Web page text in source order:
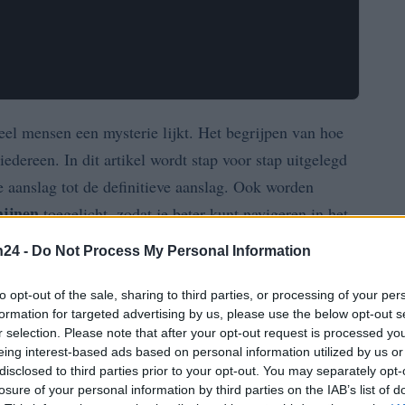
- Do Not Process My Personal Information
opt-out of the sale, sharing to third parties, or processing of your
for targeted advertising by us, please use the below opt-out
selection. Please note that after your opt-out request is processed
interest-based ads based on personal information utilized by us
to third parties prior to your opt-out. You may separately
of your personal information by third parties on the IAB’s list of
mensen een mysterie lijkt. Het begrijpen van hoe
In dit artikel wordt stap voor stap uitgelegd
tot de definitieve aanslag. Ook worden
toegelicht, zodat je beter kunt navigeren in het
omdat het iedereen raakt. Of je nu werknemer
spelen een rol in je financiële leven. Door de
zijn op je verplichtingen en eventuele bezwaren